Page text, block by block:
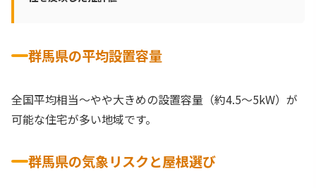
群馬県の平均設置容量
全国平均相当〜やや大きめの設置容量（約4.5〜5kW）が
可能な住宅が多い地域です。
群馬県の気象リスクと屋根選び